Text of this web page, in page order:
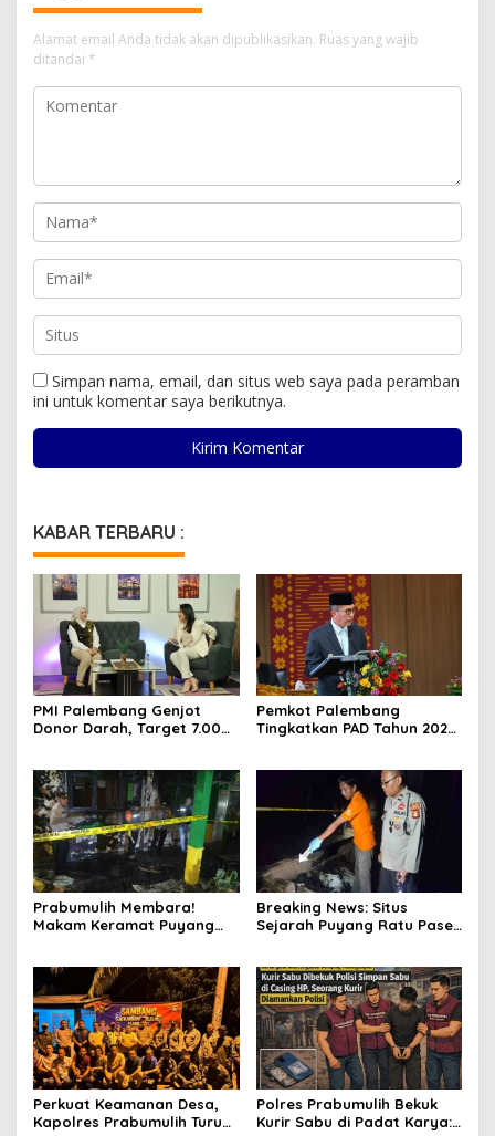
Alamat email Anda tidak akan dipublikasikan. Ruas yang wajib
ditandai *
Simpan nama, email, dan situs web saya pada peramban
ini untuk komentar saya berikutnya.
KABAR TERBARU :
PMI Palembang Genjot
Donor Darah, Target 7.000
Pemkot Palembang
Tingkatkan PAD Tahun 2026
Prabumulih Membara!
Makam Keramat Puyang
dalam Semalam
Breaking News: Situs
Sejarah Puyang Ratu Pase
Perkuat Keamanan Desa,
Kapolres Prabumulih Turun
Polres Prabumulih Bekuk
Kurir Sabu di Padat Karya: